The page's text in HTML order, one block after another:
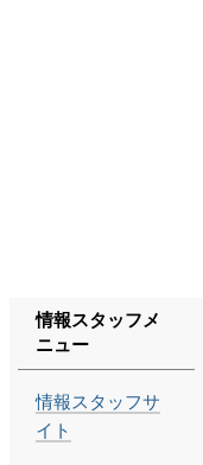
ゲ
ー
情報スタッフメ
ニュー
情報スタッフサ
イト